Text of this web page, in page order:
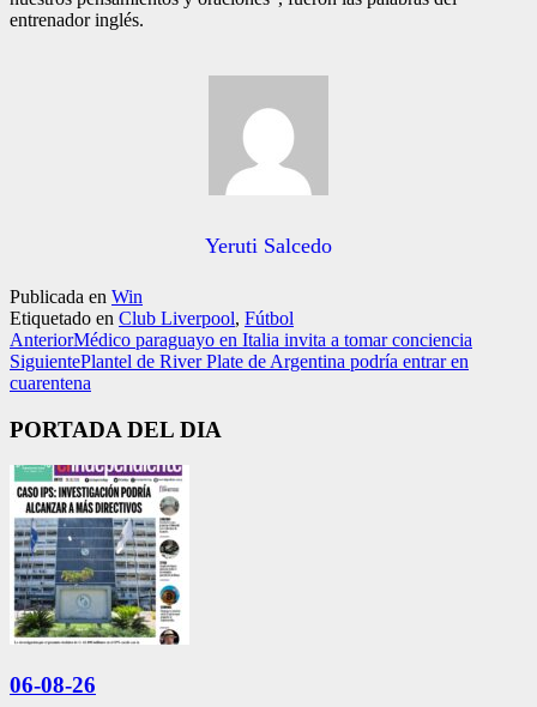
entrenador inglés.
Yeruti Salcedo
Publicada en Win
Etiquetado en Club Liverpool, Fútbol
AnteriorMédico paraguayo en Italia invita a tomar conciencia
SiguientePlantel de River Plate de Argentina podría entrar en
cuarentena
PORTADA DEL DIA
06-08-26